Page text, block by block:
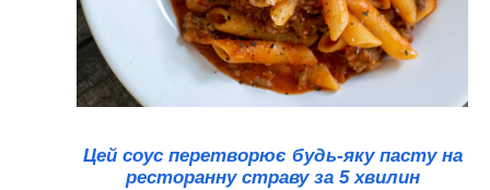
Цей соус перетворює будь-яку пасту на
ресторанну страву за 5 хвилин